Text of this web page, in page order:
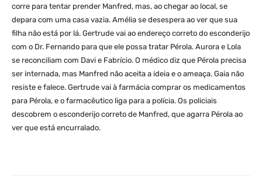
corre para tentar prender Manfred, mas, ao chegar ao local, se
depara com uma casa vazia. Amélia se desespera ao ver que sua
filha não está por lá. Gertrude vai ao endereço correto do esconderijo
com o Dr. Fernando para que ele possa tratar Pérola. Aurora e Lola
se reconciliam com Davi e Fabrício. O médico diz que Pérola precisa
ser internada, mas Manfred não aceita a ideia e o ameaça. Gaia não
resiste e falece. Gertrude vai à farmácia comprar os medicamentos
para Pérola, e o farmacêutico liga para a polícia. Os policiais
descobrem o esconderijo correto de Manfred, que agarra Pérola ao
ver que está encurralado.